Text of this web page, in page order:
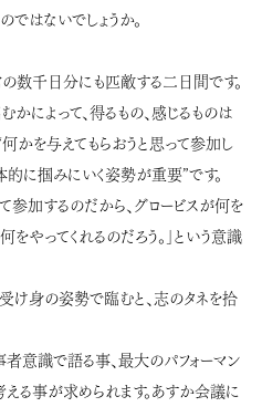
ではないでしょうか。
数千日分にも匹敵する二日間です。
によって、得るもの、感じるものは
かを与えてもらおうと思って参加し
に掴みにいく姿勢が重要”です。
参加するのだから、グロービスが何を
やってくれるのだろう。」という意識
け身の姿勢で臨むと、志のタネを拾
意識で語る事、最大のパフォーマン
る事が求められます。あすか会議に